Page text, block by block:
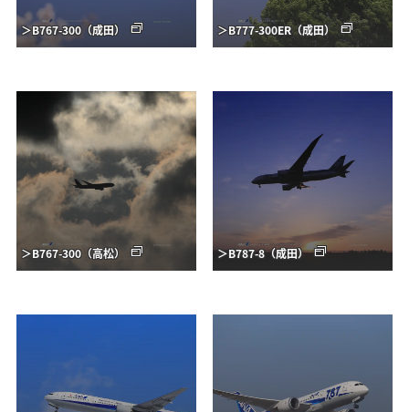
＞B767-300（成田） ＞B777-300ER（成田）
＞B767-300（高松） ＞B787-8（成田）